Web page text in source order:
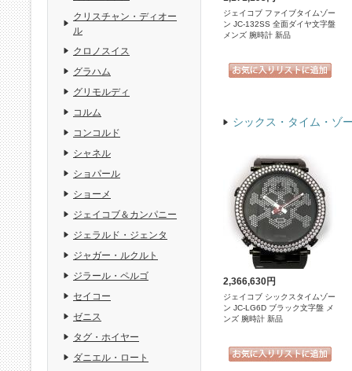
ジェイコブ ファイブタイムゾー
ン JC-132SS 全面ダイヤ文字盤
メンズ 腕時計 新品
シックス・タイム・ゾ
2,366,630円
ジェイコブ シックスタイムゾー
ン JC-LG6D ブラック文字盤 メ
ンズ 腕時計 新品
クリスチャン・ディオー
ル
クロノスイス
グラハム
グリモルディ
コルム
コンコルド
シャネル
ショパール
ショーメ
ジェイコブ＆カンパニー
ジェラルド・ジェンタ
ジャガー・ルクルト
ジラール・ペルゴ
セイコー
ゼニス
タグ・ホイヤー
ダニエル・ロート